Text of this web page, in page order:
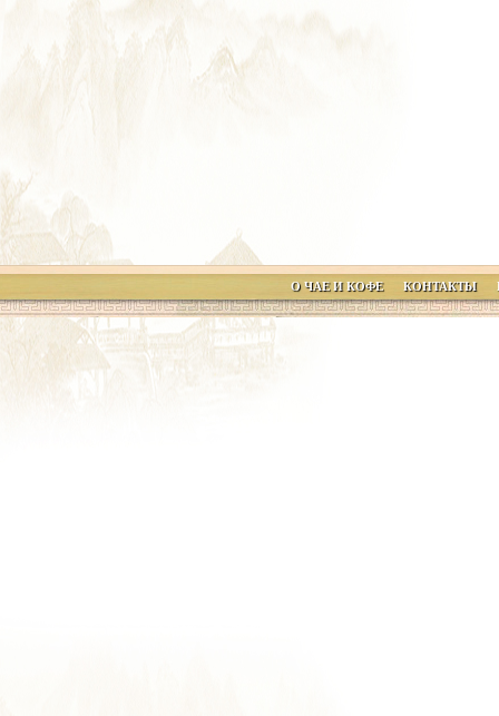
О ЧАЕ И КОФЕ КОНТАКТЫ